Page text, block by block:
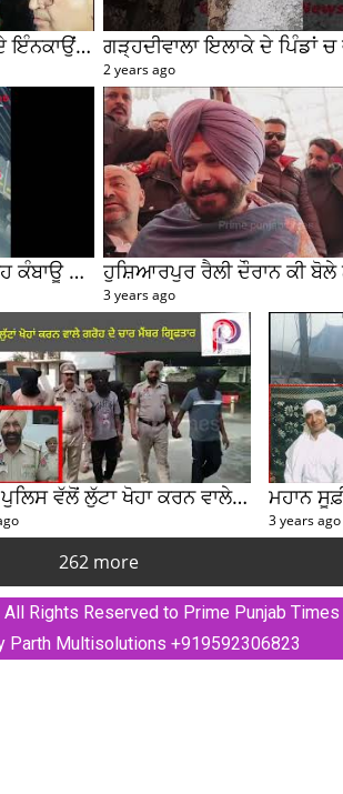
ਸੁਖਵਿੰਦਰ ਸਿੰਘ ਉਰਫ ਰਾਣਾ ਦੇ ਇੰਨਕਾਉਂਟਰ ਤੋਂ ਬਾਅਦ ਕੀ ਕਿਹਾ SSP ਸੁਰੇਂਦਰ ਲਾਂਬਾ ਤੁਸੀਂ ਵੀ ਸੁਣੋ...
2 years ago
ਗੜ੍ਹਦੀਵਾਲਾ ਚ ਵਾਪਰਿਆ ਰੂਹ ਕੰਬਾਊ ਹਾਦਸਾ, ਟਿੱਪਰ ਨੇ ਦੋ ਸਕੇ ਭਰਾਵਾਂ ਨੂੰ ਕੁਚਲਿਆ, ਸੀਸੀਟੀਵੀ ਫੁਟੇਜ ਵੀ ਆਈ ਸਾਹਮਣੇ
3 years ago
*ਟਾਂਡਾ ਪੁਲਿਸ ਵੱਲੋਂ ਲੁੱਟਾ ਖੋਹਾ ਕਰਨ ਵਾਲੇ ਗਰੋਹ ਦੇ ਚਾਰ ਮੈਂਬਰ ਗ੍ਰਿਫਤਾਰ*
3 years ago
262 more
Rights Reserved to Prime Punjab Times
Parth Multisolutions +919592306823